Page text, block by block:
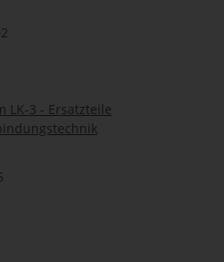
LK-3 - Ersatzteile